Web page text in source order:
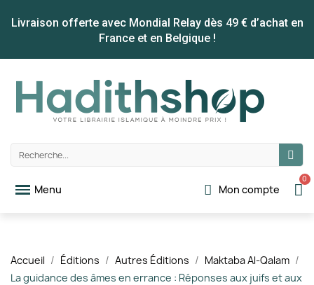
Livraison offerte avec Mondial Relay dès 49 € d’achat en
France et en Belgique !
Mon compte
Accueil Éditions Autres Éditions
Maktaba Al-Qalam
La guidance des âmes en errance : Réponses aux juifs et aux